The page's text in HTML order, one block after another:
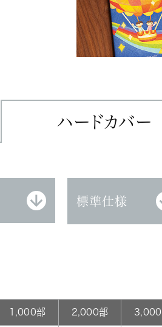
ハードカバー
標準仕様
1,000部 2,000部